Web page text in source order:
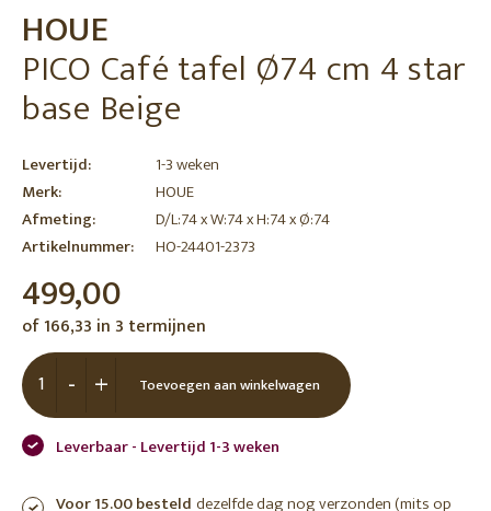
HOUE
PICO Café tafel Ø74 cm 4 star
base Beige
Levertijd:
1-3 weken
Merk:
HOUE
Afmeting:
D/L:74 x W:74 x H:74 x Ø:74
Artikelnummer:
HO-24401-2373
499,00
of 166,33 in 3 termijnen
+
- Toevoegen aan winkelwagen
Leverbaar - Levertijd 1-3 weken
Voor 15.00 besteld dezelfde dag nog verzonden (mits op